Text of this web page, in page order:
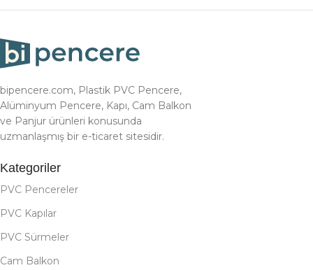
bipencere.com, Plastik PVC Pencere,
Alüminyum Pencere, Kapı, Cam Balkon
ve Panjur ürünleri konusunda
uzmanlaşmış bir e-ticaret sitesidir.
Kategoriler
PVC Pencereler
PVC Kapılar
PVC Sürmeler
Cam Balkon